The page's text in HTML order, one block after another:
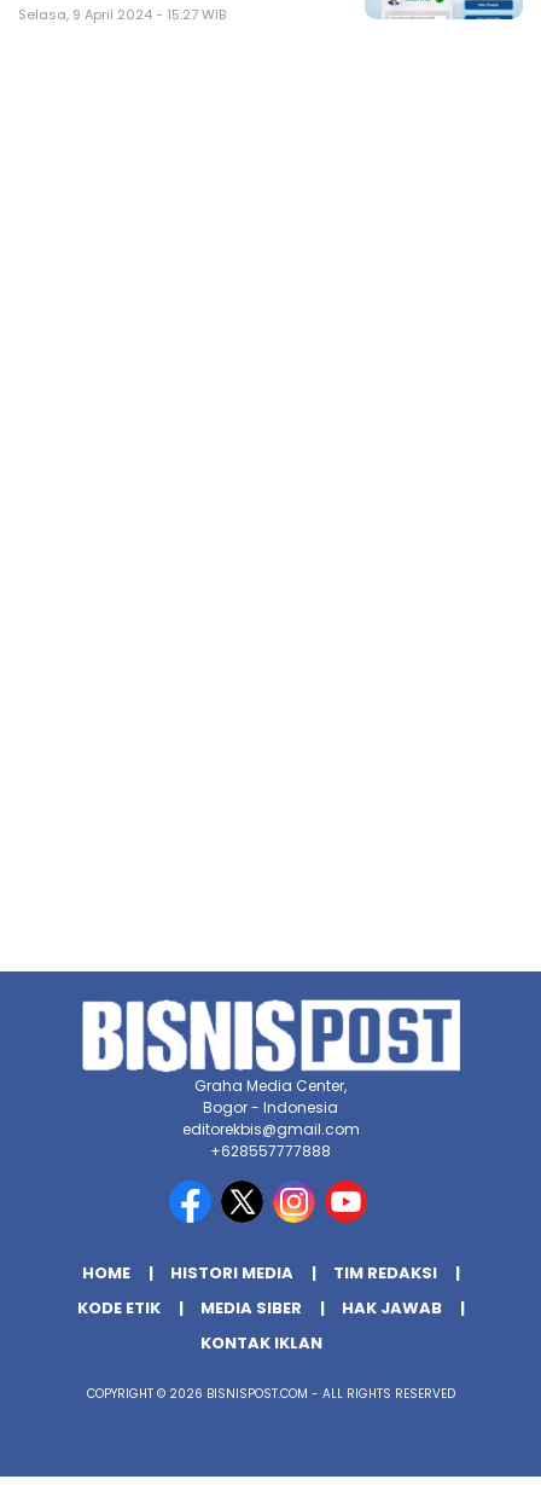
Selasa, 9 April 2024 - 15:27 WIB
Graha Media Center,
Bogor - Indonesia
editorekbis@gmail.com
+628557777888
HOME HISTORI MEDIA
TIM REDAKSI
KODE ETIK
MEDIA SIBER
HAK JAWAB
KONTAK IKLAN
COPYRIGHT © 2026 BISNISPOST.COM - ALL RIGHTS RESERVED